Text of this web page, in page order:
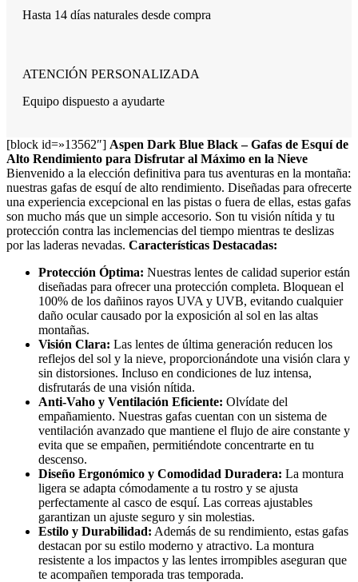
Hasta 14 días naturales desde compra
ATENCIÓN PERSONALIZADA
Equipo dispuesto a ayudarte
[block id=»13562″] Aspen Dark Blue Black – Gafas de Esquí de
Alto Rendimiento para Disfrutar al Máximo en la Nieve
Bienvenido a la elección definitiva para tus aventuras en la montaña:
nuestras gafas de esquí de alto rendimiento. Diseñadas para ofrecerte
una experiencia excepcional en las pistas o fuera de ellas, estas gafas
son mucho más que un simple accesorio. Son tu visión nítida y tu
protección contra las inclemencias del tiempo mientras te deslizas
por las laderas nevadas. Características Destacadas:
Protección Óptima: Nuestras lentes de calidad superior están
diseñadas para ofrecer una protección completa. Bloquean el
100% de los dañinos rayos UVA y UVB, evitando cualquier
daño ocular causado por la exposición al sol en las altas
montañas.
Visión Clara: Las lentes de última generación reducen los
reflejos del sol y la nieve, proporcionándote una visión clara y
sin distorsiones. Incluso en condiciones de luz intensa,
disfrutarás de una visión nítida.
Anti-Vaho y Ventilación Eficiente: Olvídate del
empañamiento. Nuestras gafas cuentan con un sistema de
ventilación avanzado que mantiene el flujo de aire constante y
evita que se empañen, permitiéndote concentrarte en tu
descenso.
Diseño Ergonómico y Comodidad Duradera: La montura
ligera se adapta cómodamente a tu rostro y se ajusta
perfectamente al casco de esquí. Las correas ajustables
garantizan un ajuste seguro y sin molestias.
Estilo y Durabilidad: Además de su rendimiento, estas gafas
destacan por su estilo moderno y atractivo. La montura
resistente a los impactos y las lentes irrompibles aseguran que
te acompañen temporada tras temporada.